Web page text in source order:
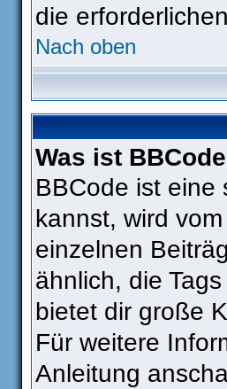
die
Nach oben
Was ist
BBCode ist eine
kannst, wird
einzelnen
ähnlich, die
bietet dir große
Für weitere
Anleitung